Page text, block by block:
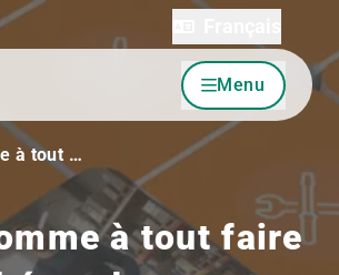
Menu
à tout …
à tout faire